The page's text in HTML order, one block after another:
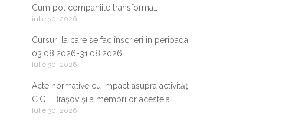
Cum pot companiile transforma
informația de business într-un avantaj
competitiv
iulie 30, 2026
Cursuri la care se fac înscrieri în perioada
03.08.2026-31.08.2026
iulie 30, 2026
Acte normative cu impact asupra activității
C.C.I. Brașov și a membrilor acesteia
22.07.2026-29.07.2026
iulie 30, 2026